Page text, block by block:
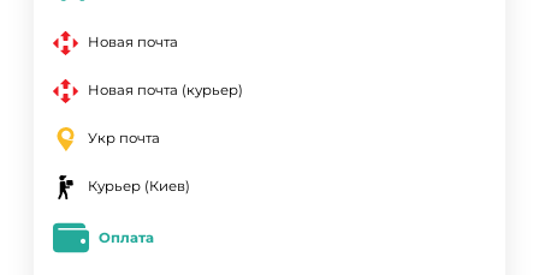
Новая почта
Новая почта (курьер)
Укр почта
Курьер (Киев)
Оплата